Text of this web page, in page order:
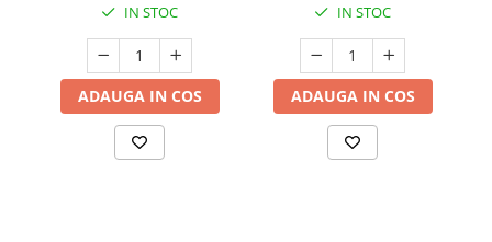
IN STOC
ADAUGA IN COS
IN STOC
ADAUGA IN COS